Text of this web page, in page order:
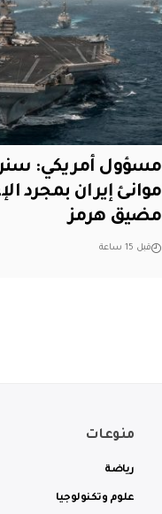
مسؤول أمريكي:
موانئ إيران بمجرد
مضيق هرمز
قبل 15 ساعة
منوعات
رياضة
علوم وتكنولوجيا